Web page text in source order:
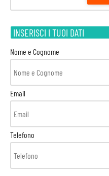
INSERISCI I TUOI DATI
Nome e Cognome
Email
Telefono